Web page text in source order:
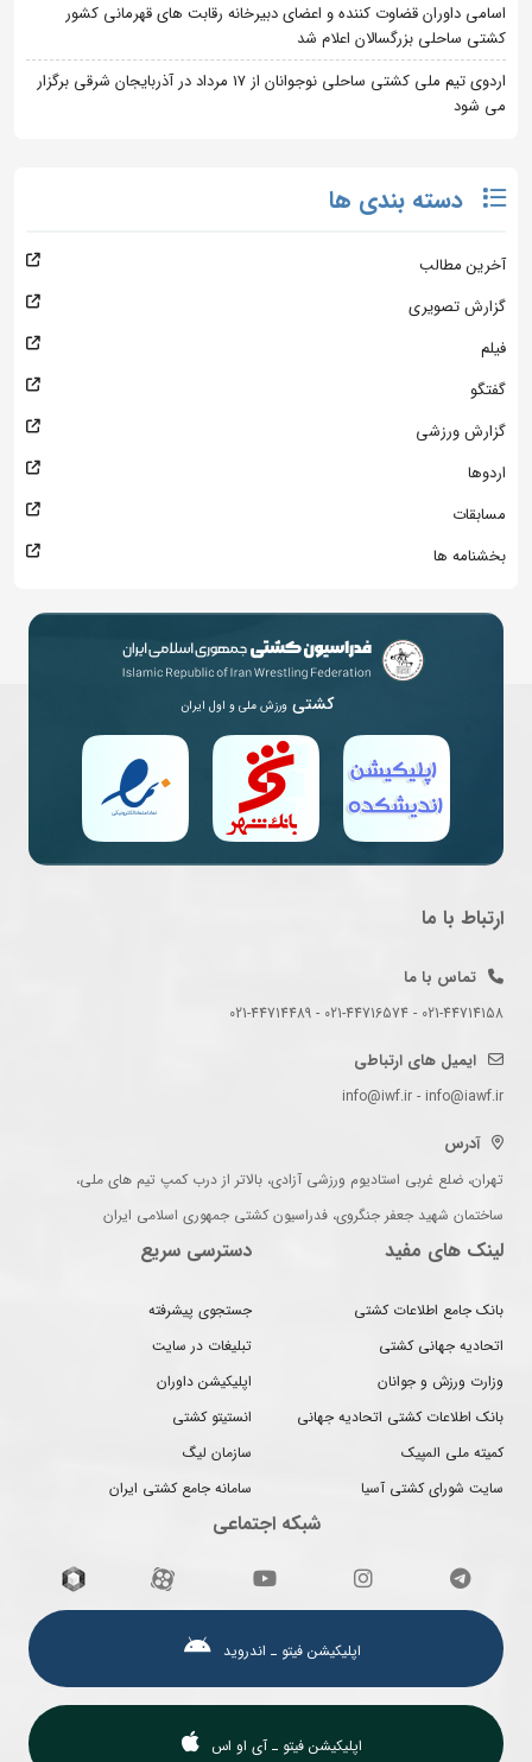
اسامی داوران قضاوت کننده و اعضای دبیرخانه رقابت های قهرمانی کشور
کشتی ساحلی بزرگسالان اعلام شد
اردوی تیم ملی کشتی ساحلی نوجوانان از 17 مرداد در آذربایجان شرقی برگزار
می شود
دسته بندی ها
آخرین مطالب
گزارش تصویری
فیلم
گفتگو
گزارش ورزشی
اردوها
مسابقات
بخشنامه ها
کشتی ورزش ملی و اول ایران
ارتباط با ما
تماس با ما
021-44714158 - 021-44716574 - 021-44714489
ایمیل های ارتباطی
info@iwf.ir - info@iawf.ir
آدرس
تهران، ضلع غربی استادیوم ورزشی آزادی، بالاتر از درب کمپ تیم های ملی،
ساختمان شهید جعفر جنگروی، فدراسیون کشتی جمهوری اسلامی ایران
لینک های مفید
بانک جامع اطلاعات کشتی
اتحادیه جهانی کشتی
وزارت ورزش و جوانان
بانک اطلاعات کشتی اتحادیه جهانی
کمیته ملی المپیک
سایت شورای کشتی آسیا
دسترسی سریع
جستجوی پیشرفته
تبلیغات در سایت
اپلیکیشن داوران
انستیتو کشتی
سازمان لیگ
سامانه جامع کشتی ایران
شبکه اجتماعی
اپلیکیشن فیتو ـ اندروید
اپلیکیشن فیتو ـ آی او اس